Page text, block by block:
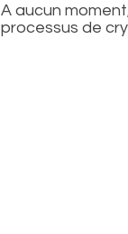
A aucun
processus de